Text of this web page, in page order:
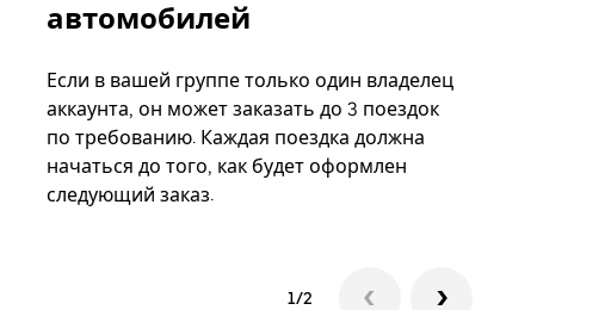
автомобилей
Если в вашей группе только один владелец
аккаунта, он может заказать до 3 поездок
по требованию. Каждая поездка должна
начаться до того, как будет оформлен
следующий заказ.
1/2